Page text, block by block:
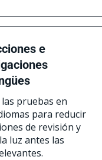
e
pruebas en
para reducir
de revisión y
luz antes las